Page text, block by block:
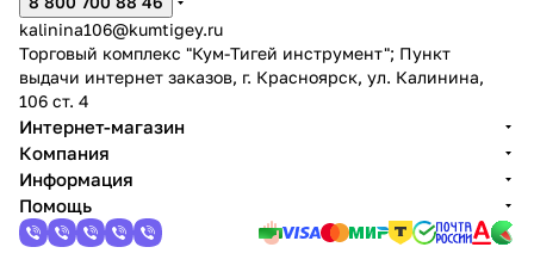
kalinina106@kumtigey.ru
Торговый комплекс "Кум-Тигей инструмент"; Пункт
выдачи интернет заказов, г. Красноярск, ул. Калинина,
106 ст. 4
Интернет-магазин
Компания
Информация
Помощь